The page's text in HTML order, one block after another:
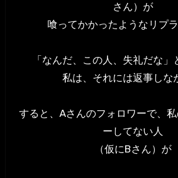
さん）が
喰ってかかったようなリプ
「なんだ、この人、失礼だな
私は、それには返事しな
すると、Aさんのフォロワーで、
ーしてない人
（仮にBさん）が